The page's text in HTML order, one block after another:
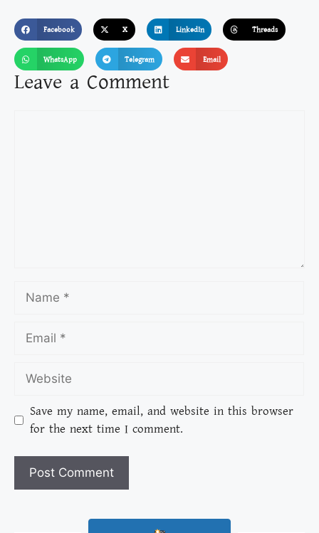
Facebook X LinkedIn Threads
WhatsApp Telegram Email
Leave a Comment
Save my name, email, and website in this browser
for the next time I comment.